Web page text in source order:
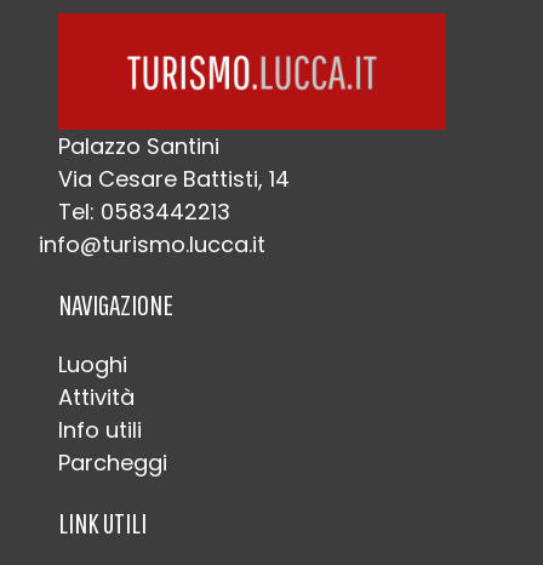
Palazzo Santini
Via Cesare Battisti, 14
Tel: 0583442213
info@turismo.lucca.it
NAVIGAZIONE
Luoghi
Attività
Info utili
Parcheggi
LINK UTILI